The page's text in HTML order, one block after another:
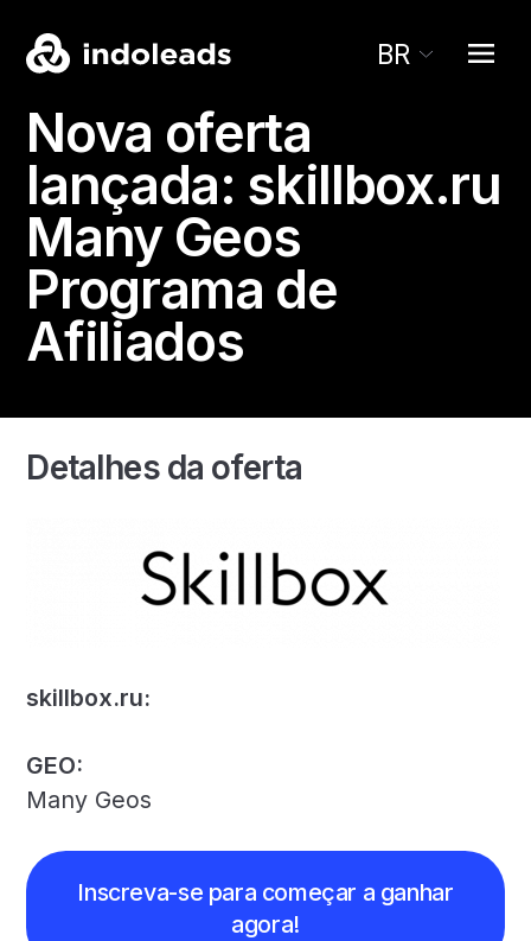
BR
Nova oferta
lançada: skillbox.ru
Many Geos
Programa de
Afiliados
Detalhes da oferta
skillbox.ru:
GEO:
Many Geos
Inscreva-se para começar a ganhar
agora!